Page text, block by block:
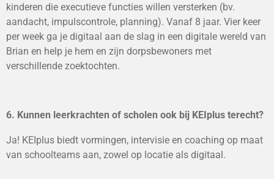
kinderen die executieve functies willen versterken (bv.
aandacht, impulscontrole, planning). Vanaf 8 jaar. Vier keer
per week ga je digitaal aan de slag in een digitale wereld van
Brian en help je hem en zijn dorpsbewoners met
verschillende zoektochten.
6. Kunnen leerkrachten of scholen ook bij KEIplus terecht?
Ja! KEIplus biedt vormingen, intervisie en coaching op maat
van schoolteams aan, zowel op locatie als digitaal.